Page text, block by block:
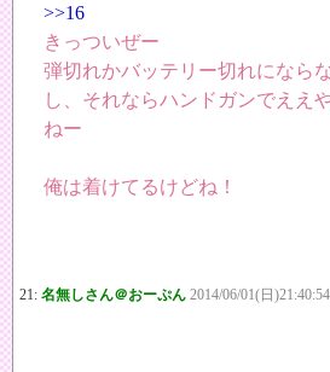
>>16
きっついぜー
弾切れかバッテリー切れになら
し、それならハンドガンでええ
ねー
俺は着けてるけどね！
21: 名無しさん＠おーぷん 2014/06/01(日